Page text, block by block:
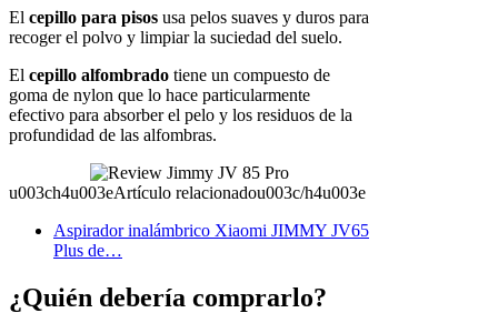
El cepillo para pisos usa pelos suaves y duros para
recoger el polvo y limpiar la suciedad del suelo.
El cepillo alfombrado tiene un compuesto de
goma de nylon que lo hace particularmente
efectivo para absorber el pelo y los residuos de la
profundidad de las alfombras.
u003ch4u003eArtículo relacionadou003c/h4u003e
Aspirador inalámbrico Xiaomi JIMMY JV65
Plus de…
¿Quién debería comprarlo?